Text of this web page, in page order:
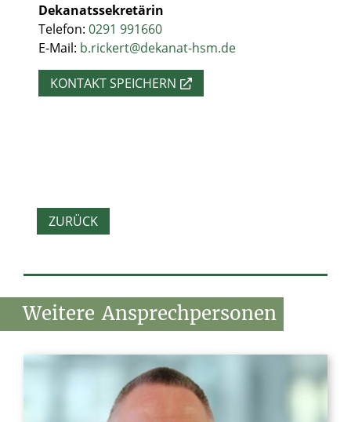
Dekanatssekretärin
Telefon:0291 991660
E-Mail: b.rickert@dekanat-hsm.de
KONTAKT SPEICHERN
ZURÜCK
Weitere Ansprechpersonen